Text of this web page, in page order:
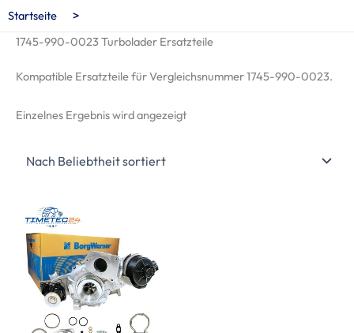
Startseite >
1745-990-0023 Turbolader Ersatzteile
Kompatible Ersatzteile für Vergleichsnummer 1745-990-0023.
Einzelnes Ergebnis wird angezeigt